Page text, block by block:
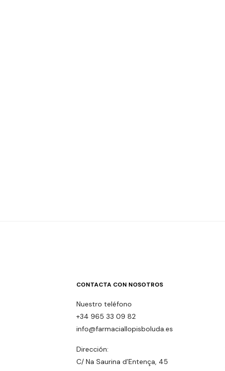
CONTACTA CON NOSOTROS
Nuestro teléfono
+34 965 33 09 82
info@farmaciallopisboluda.es
Dirección:
C/ Na Saurina d’Entença, 45